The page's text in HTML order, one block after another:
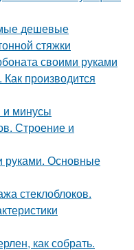
дешевые
стяжки
своими руками
производится
минусы
Строение и
руками. Основные
стеклоблоков.
как собрать.